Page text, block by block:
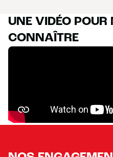
UNE VIDÉO POUR
CONNAÎTRE